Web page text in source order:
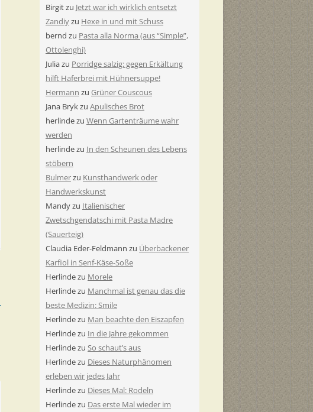
Birgitzu Jetzt war ich wirklich entsetzt
Zandiyzu Hexe in und mit Schuss
bernd zu Pasta alla Norma (aus “Simple”,
Ottolenghi)
Juliazu Porridge salzig: gegen Erkältung
hilft Haferbrei mit Hühnersuppe!
Hermann zu Grüner Couscous
Jana Brykzu Apulisches Brot
herlindezu Wenn Gartenträume wahr
werden
herlindezu In den Scheunen des Lebens
stöbern
Bulmerzu Kunsthandwerk oder
Handwerkskunst
Mandyzu Italienischer
Zwetschgendatschi mit Pasta Madre
(Sauerteig)
Claudia Eder-Feldmann zu Überbackener
Karfiol in Senf-Käse-Soße
Herlindezu Morele
Herlindezu Manchmal ist genau das die
beste Medizin: Smile
Herlindezu Man beachte den Eiszapfen
Herlindezu In die Jahre gekommen
Herlindezu So schaut’s aus
Herlindezu Dieses Naturphänomen
erleben wir jedes Jahr
Herlindezu Dieses Mal: Rodeln
Herlindezu Das erste Mal wieder im